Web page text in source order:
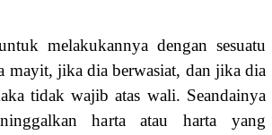
melakukannya dengan sesuatu
mayit, jika dia berwasiat, dan jika dia
tidak wajib atas wali. Seandainya
harta atau harta yang